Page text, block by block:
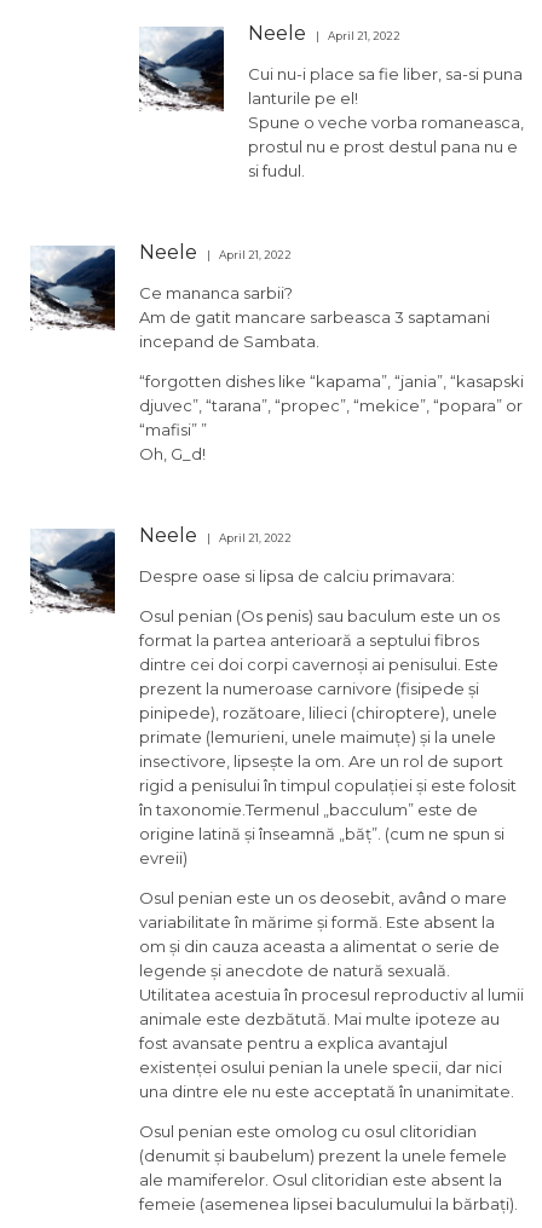
Neele April 21, 2022
Cui nu-i place sa fie liber, sa-si puna
lanturile pe el!
Spune o veche vorba romaneasca,
prostul nu e prost destul pana nu e
si fudul.
Neele April 21, 2022
Ce mananca sarbii?
Am de gatit mancare sarbeasca 3 saptamani
incepand de Sambata.
“forgotten dishes like “kapama”, “jania”, “kasapski
djuvec”, “tarana”, “propec”, “mekice”, “popara” or
“mafisi” ”
Oh, G_d!
Neele April 21, 2022
Despre oase si lipsa de calciu primavara:
Osul penian (Os penis) sau baculum este un os
format la partea anterioară a septului fibros
dintre cei doi corpi cavernoși ai penisului. Este
prezent la numeroase carnivore (fisipede și
pinipede), rozătoare, lilieci (chiroptere), unele
primate (lemurieni, unele maimuțe) și la unele
insectivore, lipsește la om. Are un rol de suport
rigid a penisului în timpul copulației și este folosit
în taxonomie.Termenul „bacculum” este de
origine latină și înseamnă „băț”. (cum ne spun si
evreii)
Osul penian este un os deosebit, având o mare
variabilitate în mărime și formă. Este absent la
om și din cauza aceasta a alimentat o serie de
legende și anecdote de natură sexuală.
Utilitatea acestuia în procesul reproductiv al lumii
animale este dezbătută. Mai multe ipoteze au
fost avansate pentru a explica avantajul
existenței osului penian la unele specii, dar nici
una dintre ele nu este acceptată în unanimitate.
Osul penian este omolog cu osul clitoridian
(denumit și baubelum) prezent la unele femele
ale mamiferelor. Osul clitoridian este absent la
femeie (asemenea lipsei baculumului la bărbați).